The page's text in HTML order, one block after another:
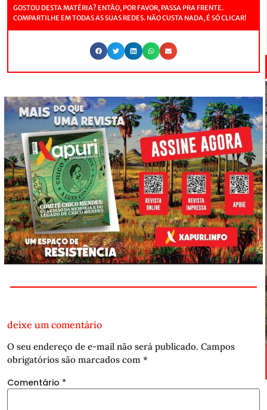
GOSTOU DESTA MATÉRIA? ENTÃO, POR FAVOR, PASSA PRA FRENTE.
COMPARTILHE EM TODAS AS SUAS REDES. NÃO CUSTA NADA, É SÓ CLICAR!
deixe um comentário
O seu endereço de e-mail não será publicado. Campos
obrigatórios são marcados com *
Comentário *